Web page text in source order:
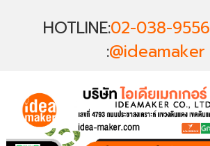
HOTLINE:02-038-9556
:@ideamaker